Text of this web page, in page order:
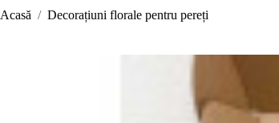
Acasă / Decorațiuni florale pentru pereți